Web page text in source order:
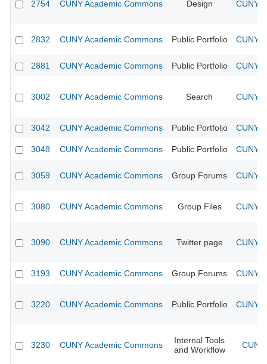
2754 CUNY Academic Commons Design CUNY
2832 CUNY Academic Commons Public Portfolio CUNY
2881 CUNY Academic Commons Public Portfolio CUNY
3002 CUNY Academic Commons Search CUNY
3042 CUNY Academic Commons Public Portfolio CUNY
3048 CUNY Academic Commons Public Portfolio CUNY
3059 CUNY Academic Commons Group Forums CUNY
3080 CUNY Academic Commons Group Files CUNY
3090 CUNY Academic Commons Twitter page CUNY
3193 CUNY Academic Commons Group Forums CUNY
3220 CUNY Academic Commons Public Portfolio CUNY
3230 CUNY Academic Commons
Internal Tools
and Workflow